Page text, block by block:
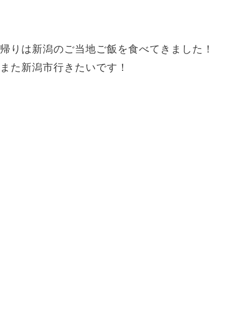
帰りは新潟のご当地ご飯を食べてきました！
また新潟市行きたいです！